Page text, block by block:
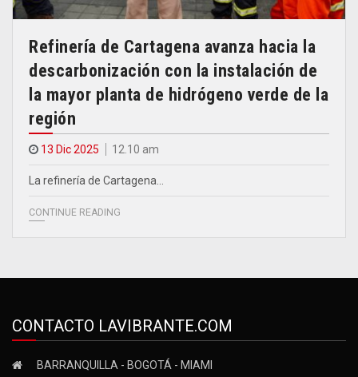
Refinería de Cartagena avanza hacia la
descarbonización con la instalación de
la mayor planta de hidrógeno verde de la
región
13 Dic 2025 12.10 am
La refinería de Cartagena…
CONTINUE READING
CONTACTO LAVIBRANTE.COM
BARRANQUILLA - BOGOTÁ - MIAMI